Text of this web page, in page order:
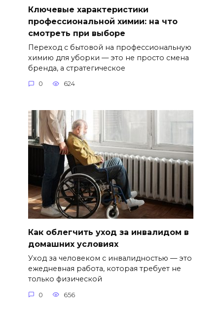
Ключевые характеристики
профессиональной химии: на что
смотреть при выборе
Переход с бытовой на профессиональную
химию для уборки — это не просто смена
бренда, а стратегическое
0 624
Как облегчить уход за инвалидом в
домашних условиях
Уход за человеком с инвалидностью — это
ежедневная работа, которая требует не
только физической
0 656